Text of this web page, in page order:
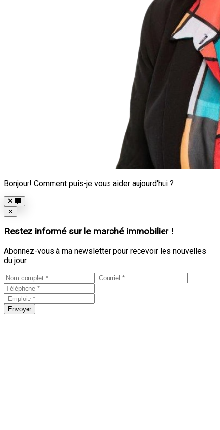
Bonjour! Comment puis-je vous aider aujourd'hui ?
Close
✕
Restez informé sur le marché immobilier !
Abonnez-vous à ma newsletter pour recevoir les nouvelles
du jour.
Envoyer